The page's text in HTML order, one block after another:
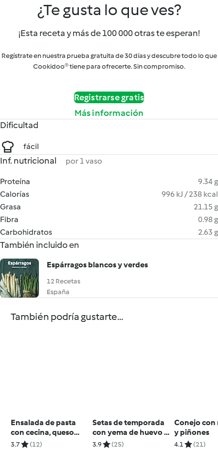
¿Te gusta lo que ves?
¡Esta receta y más de 100 000 otras te esperan!
Regístrate en nuestra prueba gratuita de 30 días y descubre todo lo que
Cookidoo® tiene para ofrecerte. Sin compromiso.
Registrarse gratis
Más información
Dificultad
fácil
Inf. nutricional por 1 vaso
Proteína
9.34 g
Calorías
996 kJ / 238 kcal
Grasa
21.15 g
Fibra
0.98 g
Carbohidratos
2.63 g
También incluido en
Espárragos blancos y verdes
12 Recetas
España
También podría gustarte...
Ensalada de pasta
con cecina, queso
brie y vinagreta de
3.7 (12)
Setas de temporada
con yema de huevo y
crema suave de ajo
3.9 (25)
Conejo con
y piñones
4.1 (21)